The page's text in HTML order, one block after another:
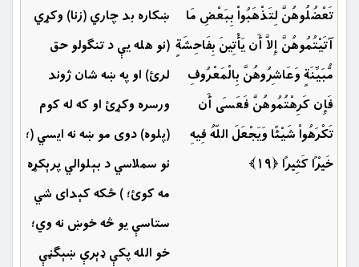
تَعْضُلُوهُنَّ لِتَذْهَبُواْ بِبَعْضِ مَا
آتَيْتُمُوهُنَّ إِلاَّ أَن يَأْتِينَ بِفَاحِشَةٍ
مُّبَيِّنَةٍ وَعَاشِرُوهُنَّ بِالْمَعْرُوفِ
فَإِن كَرِهْتُمُوهُنَّ فَعَسَى أَن
تَكْرَهُواْ شَيْئًا وَيَجْعَلَ اللّهُ فِيهِ
خَيْرًا كَثِيرًا ﴿۱۹﴾
ښكاره بد چاري (زنا) وكړي
(نو هله یې د تنګولو حق
لرئ) او په ښه شان ‏ژوند
ورسره وكړئ او كه له كوم
(پلوه) دوی مو ښه نه ‏ايسي (؛
نو سملاسي د بېلوالي پرېکړه
مه کوئ؛ ) ځكه كېداى شي
ستاسې يو څه خوښ نه وي؛
خو الله پكې ډېرې ښېګڼې